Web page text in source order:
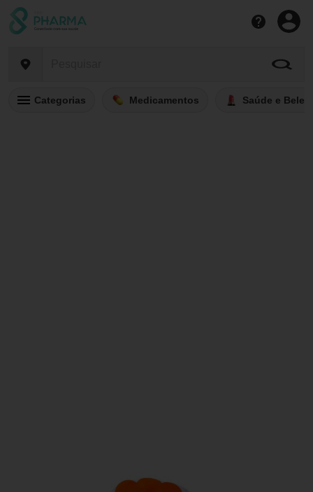
Categorias Medicamentos Saúde e